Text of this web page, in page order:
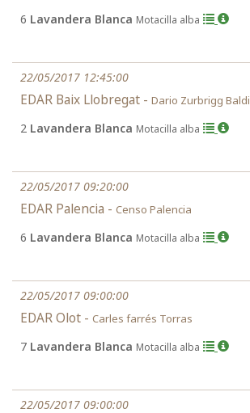
6 Lavandera Blanca Motacilla alba
22/05/2017 12:45:00
EDAR Baix Llobregat - Dario Zurbrigg Baldi
2 Lavandera Blanca Motacilla alba
22/05/2017 09:20:00
EDAR Palencia - Censo Palencia
6 Lavandera Blanca Motacilla alba
22/05/2017 09:00:00
EDAR Olot - Carles farrés Torras
7 Lavandera Blanca Motacilla alba
22/05/2017 09:00:00